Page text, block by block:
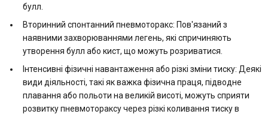
булл.
Вторинний спонтанний пневмоторакс: Пов'язаний з
наявними захворюваннями легень, які спричиняють
утворення булл або кист, що можуть розриватися.
Інтенсивні фізичні навантаження або різкі зміни тиску: Деякі
види діяльності, такі як важка фізична праця, підводне
плавання або польоти на великій висоті, можуть сприяти
розвитку пневмотораксу через різкі коливання тиску в